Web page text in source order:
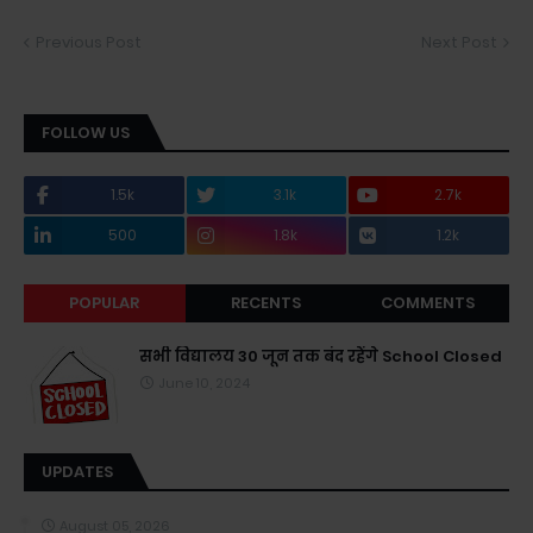
FOLLOW US
1.5k 3.1k
2.7k
500
1.8k 1.2k
POPULAR RECENTS COMMENTS
सभी विद्यालय 30 जून तक बंद रहेंगे School Closed
UPDATES